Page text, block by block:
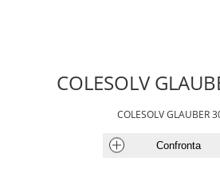
COLESOLV
COLESOLV GLAUBER